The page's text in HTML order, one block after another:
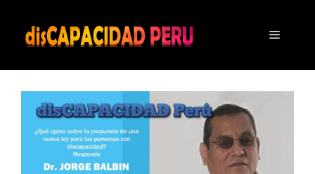
contenido
Menú